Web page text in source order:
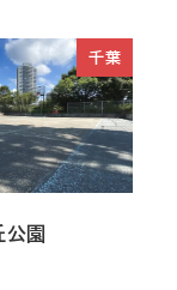
千葉
園